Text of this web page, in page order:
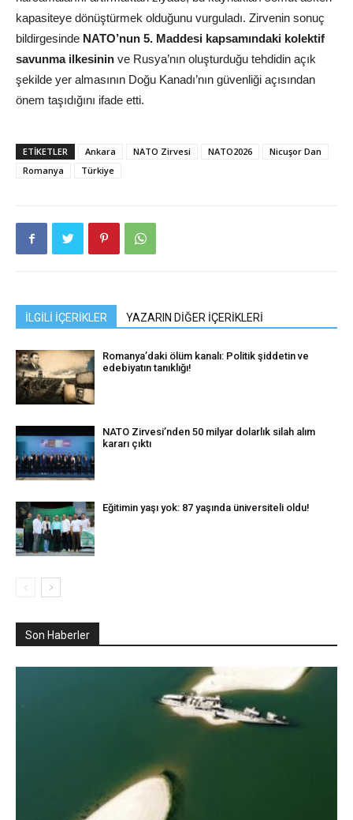
kapasiteye dönüştürmek olduğunu vurguladı. Zirvenin sonuç
bildirgesinde NATO’nun 5. Maddesi kapsamındaki kolektif
savunma ilkesinin ve Rusya’nın oluşturduğu tehdidin açık
şekilde yer almasının Doğu Kanadı’nın güvenliği açısından
önem taşıdığını ifade etti.
ETIKETLER Ankara NATO Zirvesi NATO2026
Nicuşor Dan
Romanya
Türkiye
İLGİLİ İÇERİKLER YAZARIN DİĞER İÇERİKLERİ
Romanya’daki ölüm kanalı: Politik şiddetin ve
edebiyatın tanıklığı!
NATO Zirvesi’nden 50 milyar dolarlık silah alım
kararı çıktı
Eğitimin yaşı yok: 87 yaşında üniversiteli oldu!
Son Haberler